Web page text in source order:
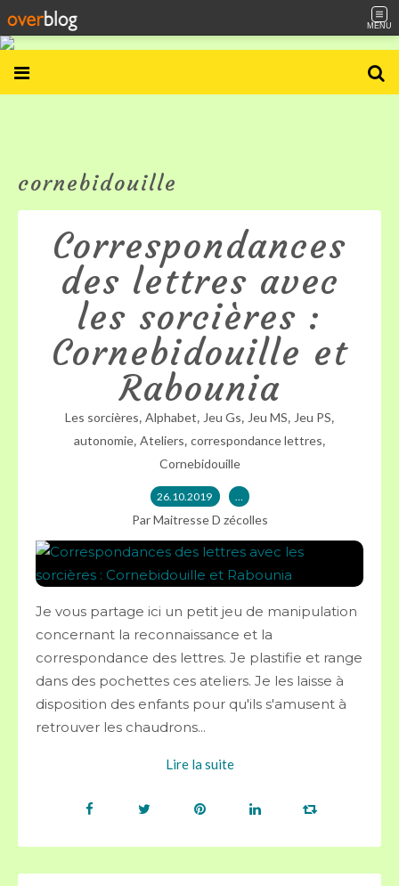
MENU
cornebidouille
Correspondances
des lettres avec
les sorcières :
Cornebidouille et
Rabounia
Les sorcières, Alphabet, Jeu Gs, Jeu MS, Jeu PS,
autonomie, Ateliers, correspondance lettres,
Cornebidouille
26.10.2019 …
Par Maitresse D zécolles
Je vous partage ici un petit jeu de manipulation
concernant la reconnaissance et la
correspondance des lettres. Je plastifie et range
dans des pochettes ces ateliers. Je les laisse à
disposition des enfants pour qu'ils s'amusent à
retrouver les chaudrons...
Lire la suite